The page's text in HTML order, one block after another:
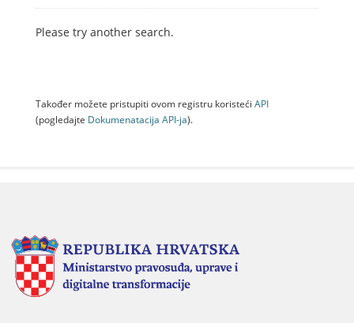
Please try another search.
Također možete pristupiti ovom registru koristeći API
(pogledajte Dokumenаtаcijа API-jа).